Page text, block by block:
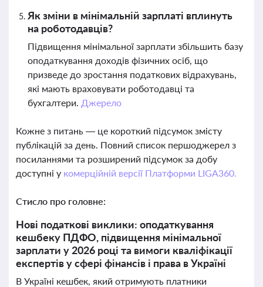
Як зміни в мінімальній зарплаті вплинуть
на роботодавців?
Підвищення мінімальної зарплати збільшить базу
оподаткування доходів фізичних осіб, що
призведе до зростання податкових відрахувань,
які мають враховувати роботодавці та
бухгалтери. Джерело
Кожне з питань — це короткий підсумок змісту
публікацій за день. Повний список першоджерел з
посиланнями та розширений підсумок за добу
доступні у комерційній версії Платформи LIGA360.
Стисло про головне:
Нові податкові виклики: оподаткування
кешбеку ПДФО, підвищення мінімальної
зарплати у 2026 році та вимоги кваліфікації
експертів у сфері фінансів і права в Україні
В Україні кешбек, який отримують платники